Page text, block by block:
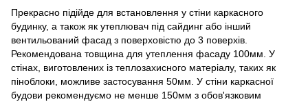
Прекрасно підійде для встановлення у стіни каркасного
будинку, а також як утеплювач під сайдинг або інший
вентильований фасад з поверховістю до 3 поверхів.
Рекомендована товщина для утеплення фасаду 100мм. У
стінах, виготовлених із теплозахисного матеріалу, таких як
піноблоки, можливе застосування 50мм. У стіни каркасної
будови рекомендуємо не менше 150мм з обов'язковим